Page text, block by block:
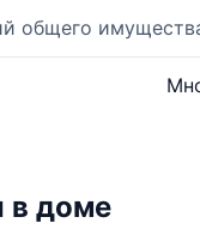
общего
в доме